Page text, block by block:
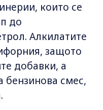
които се
до
Алкилатите
защото
добавки, а
бензинова смес,